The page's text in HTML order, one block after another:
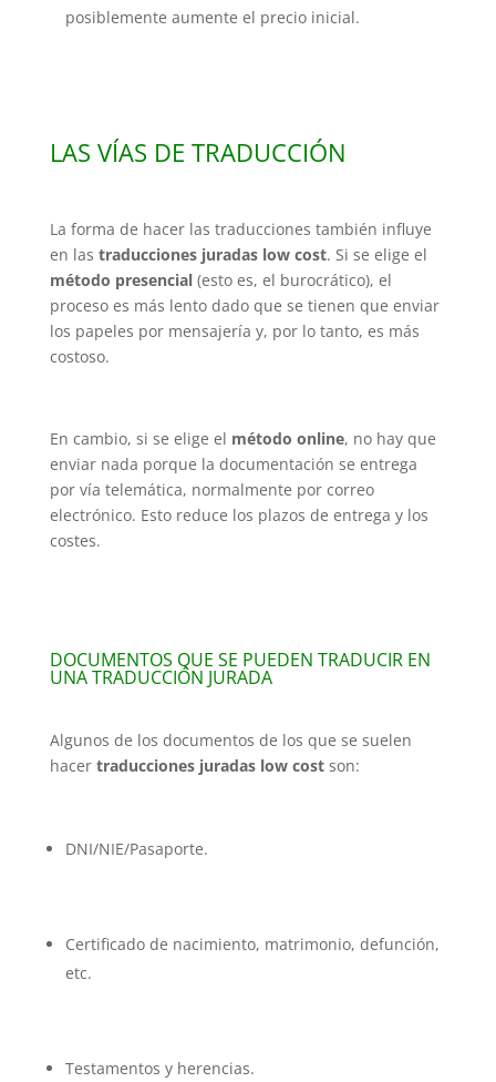
posiblemente aumente el precio inicial.
LAS VÍAS DE TRADUCCIÓN
La forma de hacer las traducciones también influye
en las traducciones juradas low cost. Si se elige el
método presencial(esto es, el burocrático), el
proceso es más lento dado que se tienen que enviar
los papeles por mensajería y, por lo tanto, es más
costoso.
En cambio, si se elige el método online, no hay que
enviar nada porque la documentación se entrega
por vía telemática, normalmente por correo
electrónico. Esto reduce los plazos de entrega y los
costes.
DOCUMENTOS QUE SE PUEDEN TRADUCIR EN
UNA TRADUCCIÓN JURADA
Algunos de los documentos de los que se suelen
hacertraducciones juradas low costson:
DNI/NIE/Pasaporte.
Certificado de nacimiento, matrimonio, defunción,
etc.
Testamentos y herencias.